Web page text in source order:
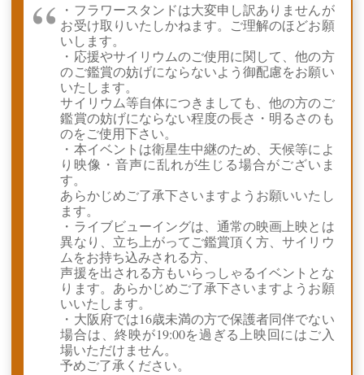
・フラワースタンドは大変申し訳ありませんが
お受け取りいたしかねます。ご理解のほどお願
いします。
・応援やサイリウムのご使用に関して、他の方
のご鑑賞の妨げにならないよう御配慮をお願い
いたします。
サイリウム等自体につきましても、他の方のご
鑑賞の妨げにならない程度の長さ・明るさのも
のをご使用下さい。
・本イベントは衛星生中継のため、天候等によ
り映像・音声に乱れが生じる場合がございま
す。
あらかじめご了承下さいますようお願いいたし
ます。
・ライブビューイングは、通常の映画上映とは
異なり、立ち上がってご鑑賞頂く方、サイリウ
ムをお持ち込みされる方、
声援を出される方もいらっしゃるイベントとな
ります。あらかじめご了承下さいますようお願
いいたします。
・大阪府では16歳未満の方で保護者同伴でない
場合は、終映が19:00を過ぎる上映回にはご入
場いただけません。
予めご了承ください。